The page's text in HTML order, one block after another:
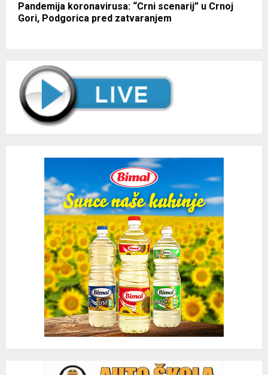
Pandemija koronavirusa: “Crni scenarij” u Crnoj
Gori, Podgorica pred zatvaranjem